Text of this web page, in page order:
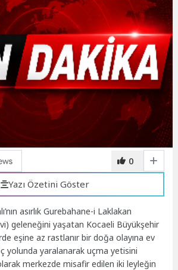
0
Yazı Özetini Göster
asırlık Gurebahane-i Laklakan
geleneğini yaşatan Kocaeli Büyükşehir
eşine az rastlanır bir doğa olayına ev
yolunda yaralanarak uçma yetisini
merkezde misafir edilen iki leyleğin